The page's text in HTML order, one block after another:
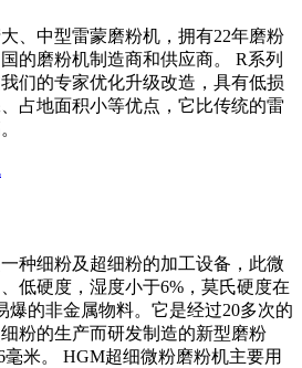
、中型雷蒙磨粉机，拥有22年磨粉
的磨粉机制造商和供应商。 R系列
们的专家优化升级改造，具有低损
占地面积小等优点，它比传统的雷
种细粉及超细粉的加工设备，此微
低硬度，湿度小于6%，莫氏硬度在
爆的非金属物料。它是经过20多次的
粉的生产而研发制造的新型磨粉
毫米。 HGM超细微粉磨粉机主要用